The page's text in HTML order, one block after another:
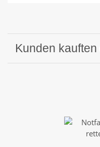
Kunden